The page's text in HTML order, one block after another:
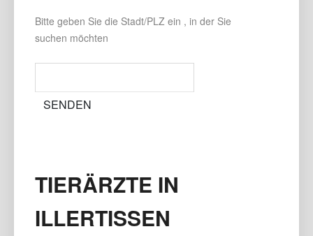
Bitte geben Sie die Stadt/PLZ ein , in der Sie
suchen möchten
TIERÄRZTE IN
ILLERTISSEN